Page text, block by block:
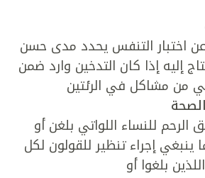
عن اختبار التنفس يحدد مدى حسن
إليه إذا كان التدخين وارد ضمن
من مشاكل في الرئتين
الرحم للنساء اللواتي بلغن أو
كما ينبغي إجراء تنظير للقولون لكل
بلغوا أو